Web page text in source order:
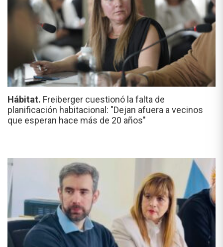
Hábitat. Freiberger cuestionó la falta de
planificación habitacional: "Dejan afuera a vecinos
que esperan hace más de 20 años"